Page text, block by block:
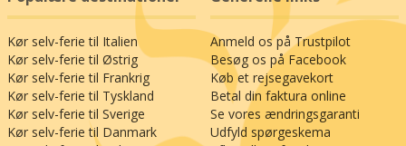
Kør selv-ferie til Italien
Kør selv-ferie til Østrig
Kør selv-ferie til Frankrig
Kør selv-ferie til Tyskland
Kør selv-ferie til Sverige
Kør selv-ferie til Danmark
Anmeld os på Trustpilot
Besøg os på Facebook
Køb et rejsegavekort
Betal din faktura online
Se vores ændringsgaranti
Udfyld spørgeskema